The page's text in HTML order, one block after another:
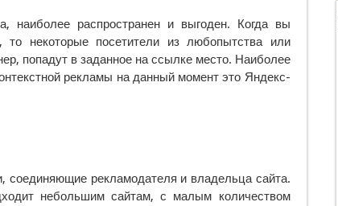
наиболее распространен и выгоден. Когда вы
некоторые посетители из любопытства или
попадут в заданное на ссылке место. Наиболее
рекламы на данный момент это Яндекс-
соединяющие рекламодателя и владельца сайта.
небольшим сайтам, с малым количеством